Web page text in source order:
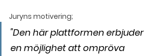
Juryns motivering;
"Den här plattformen erbjuder
en möjlighet att ompröva